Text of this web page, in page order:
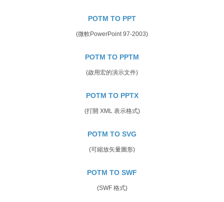
POTM TO PPT
(微軟PowerPoint 97-2003)
POTM TO PPTM
(啟用宏的演示文件)
POTM TO PPTX
(打開 XML 表示格式)
POTM TO SVG
(可縮放矢量圖形)
POTM TO SWF
(SWF 格式)